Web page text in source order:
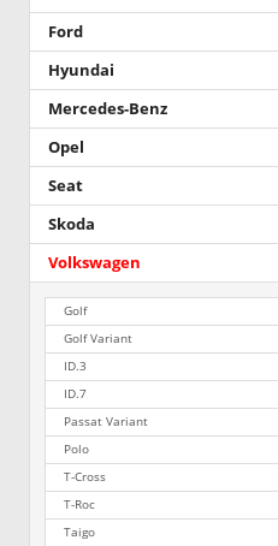
Ford
Hyundai
Mercedes-Benz
Opel
Seat
Skoda
Volkswagen
Golf
Golf Variant
ID.3
ID.7
Passat Variant
Polo
T-Cross
T-Roc
Taigo